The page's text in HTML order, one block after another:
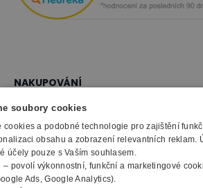
NAKUPOVÁNÍ
Vše o nákupu
Obchodní podmínky
Doprava a montáž
Možnosti platby
Záruka, servis, reklamace
SLUŽBY
Naše katalogy
Reklamační formulář
Výroba kancelářského nábytku
O FIRMĚ
O nás
soubory cookies
cookies a podobné technologie pro zajištění
obsahu a zobrazení relevantních reklam.
účely pouze s Vaším souhlasem.
– povolí výkonnostní, funkční a marketingové
Ads, Google Analytics).